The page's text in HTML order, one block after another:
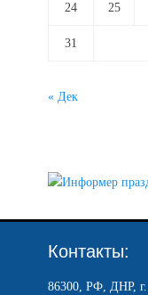
24 25
31
« Дек
Контакты:
86300, РФ, ДНР, г.